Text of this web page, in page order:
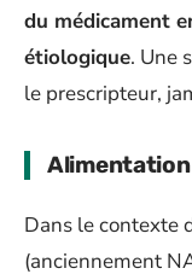
du médicament
étiologique. Une
le prescripteur,
Dans le contexte
(anciennement